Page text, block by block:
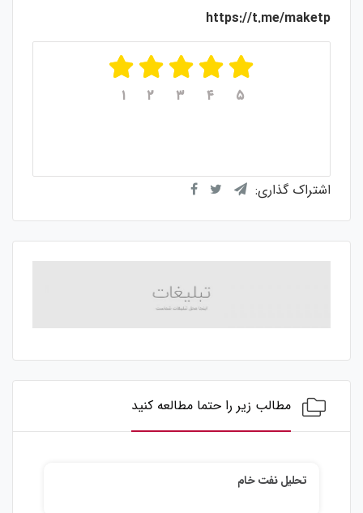
https://t.me/maketp
۱ ۲ ۳ ۴ ۵
اشتراک گذاری:
مطالب زیر را حتما مطالعه کنید
تحلیل نفت خام